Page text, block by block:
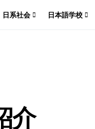
日系社会 日本語学校
介